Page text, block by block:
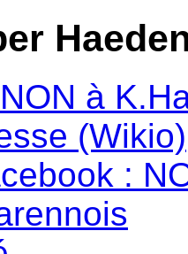
à
(Wikio)
: